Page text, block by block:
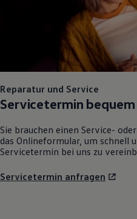
Reparatur und Service
Servicetermin
Sie brauchen einen Service-
das Onlineformular, um schnell
Servicetermin bei uns zu
Servicetermin anfragen